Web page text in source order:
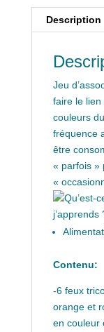
Description
Jeu
faire le lien
couleurs
fréquence
être
« parfois »
«
j’apprends
Contenu:
-6 feux
orange et
en couleur